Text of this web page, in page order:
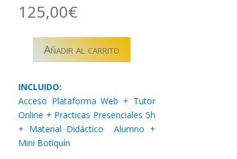
125,00€
F02SEMI02
CONTROL
DE
ESTRÉS
EMERGENCIAS
-
Añadir al carrito
INCLUIDO:
Acceso Plataforma Web + Tutor
Online + Practicas Presenciales 5h
+ Material Didáctico Alumno +
Mini Botiquín